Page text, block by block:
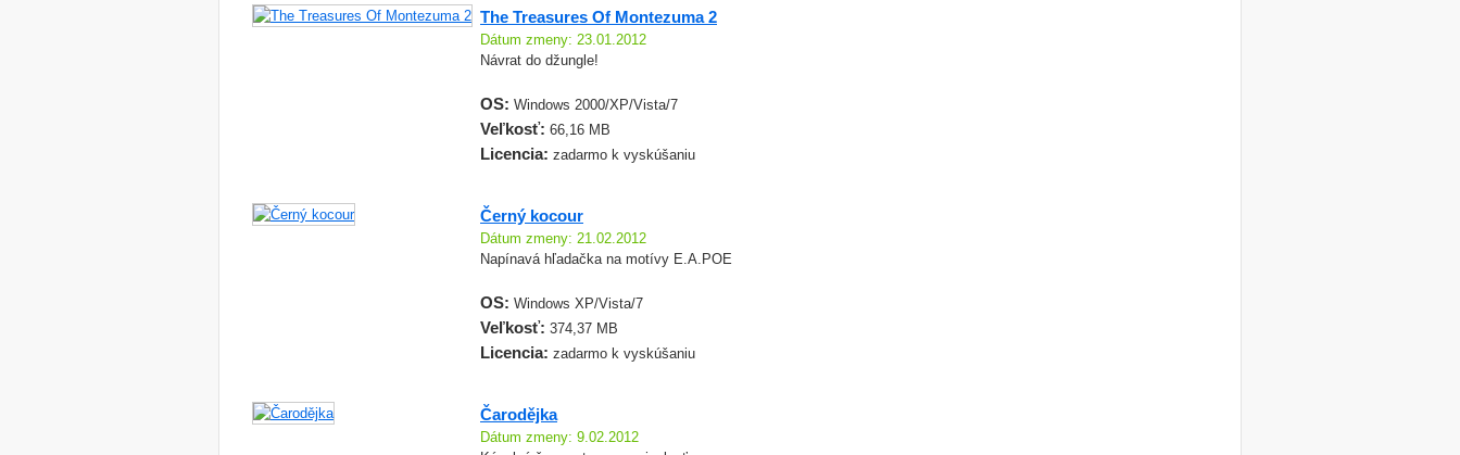
The Treasures Of Montezuma 2
Dátum zmeny: 23.01.2012
Návrat do džungle!
OS: Windows 2000/XP/Vista/7
Veľkosť: 66,16 MB
Licencia: zadarmo k vyskúšaniu
Černý kocour
Dátum zmeny: 21.02.2012
Napínavá hľadačka na motívy E.A.POE
OS: Windows XP/Vista/7
Veľkosť: 374,37 MB
Licencia: zadarmo k vyskúšaniu
Čarodějka
Dátum zmeny: 9.02.2012